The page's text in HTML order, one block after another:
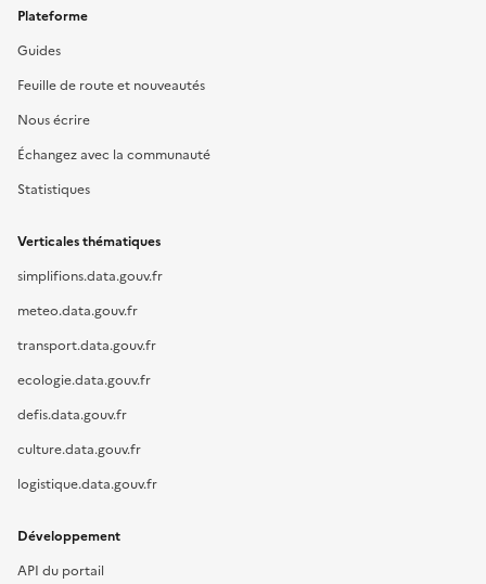
Plateforme
Guides
Feuille de route et nouveautés
Nous écrire
Échangez avec la communauté
Statistiques
Verticales thématiques
simplifions.data.gouv.fr
meteo.data.gouv.fr
transport.data.gouv.fr
ecologie.data.gouv.fr
defis.data.gouv.fr
culture.data.gouv.fr
logistique.data.gouv.fr
Développement
API du portail